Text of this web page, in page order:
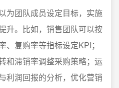
为团队成员设定目标，实施
升。比如，销售团队可以按
、复购率等指标设定KPI；
和滞销率调整采购策略；运
利润回报的分析，优化营销